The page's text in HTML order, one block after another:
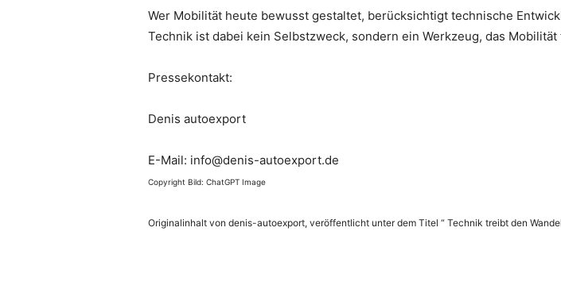
Wer Mobilität heute bewusst gestaltet, berücksichtigt technische
Technik ist dabei kein Selbstzweck, sondern ein Werkzeug, das
Pressekontakt:
Denis autoexport
E-Mail: info@denis-autoexport.de
Copyright Bild: ChatGPT Image
Originalinhalt von denis-autoexport, veröffentlicht unter dem Titel “ Technik treibt den